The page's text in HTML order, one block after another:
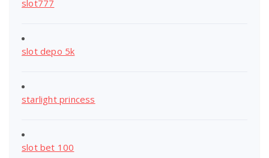
slot777
slot depo 5k
starlight princess
slot bet 100